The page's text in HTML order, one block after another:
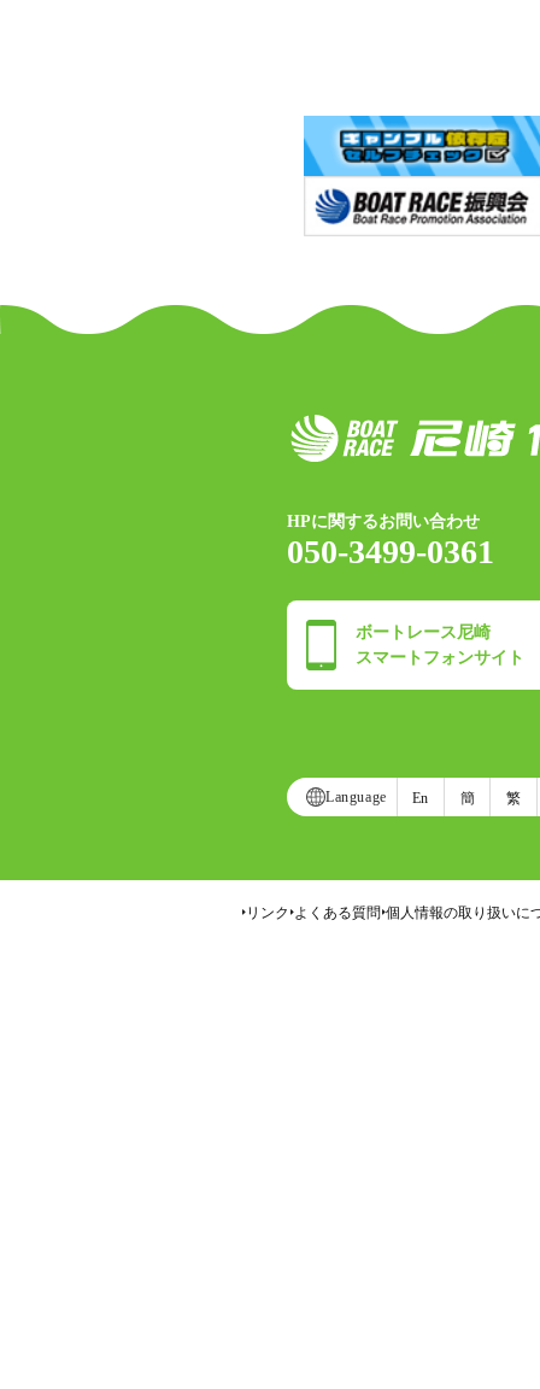
HPに関するお問い合わせ
050-3499-0361
ボートレース尼崎
スマートフォンサイト
Language En 簡 繁
リンク よくある質問 個人情報の取り扱いに